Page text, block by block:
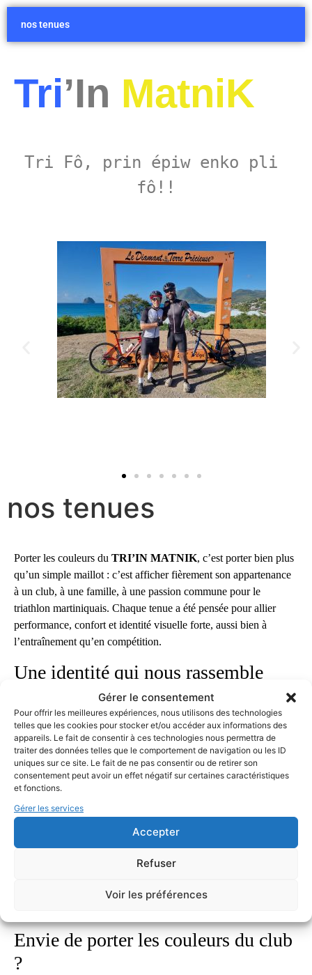
Gérer le consentement
Pour offrir les meilleures expériences, nous utilisons des technologies
telles que les cookies pour stocker et/ou accéder aux informations des
appareils. Le fait de consentir à ces technologies nous permettra de
traiter des données telles que le comportement de navigation ou les ID
uniques sur ce site. Le fait de ne pas consentir ou de retirer son
consentement peut avoir un effet négatif sur certaines caractéristiques
et fonctions.
Gérer les services
Accepter
Refuser
Voir les préférences
nos tenues
Tri’In MatniK
Tri Fô, prin épiw enko pli
fô!!
nos tenues
Porter les couleurs du TRI’IN MATNIK, c’est porter bien plus
qu’un simple maillot : c’est afficher fièrement son appartenance
à un club, à une famille, à une passion commune pour le
triathlon martiniquais. Chaque tenue a été pensée pour allier
performance, confort et identité visuelle forte, aussi bien à
l’entraînement qu’en compétition.
Une identité qui nous rassemble
Des couleurs qui nous représentent :nos tenues
reflètent l’énergie et la fierté du triathlon martiniquais,
pour être reconnaissables sur chaque ligne de départ.
Des matières techniques :conçues pour la natation, le
vélo et la course à pied, elles vous accompagnent sur les
trois disciplines sans compromis sur le confort.
Un esprit d’équipe visible :
confirmé, porter la tenue du club, c’est se sentir partie
Découvrez nos tenues en images
Faites défiler la galerie ci-dessous pour découvrir nos différentes
Envie de porter les couleurs du club
?